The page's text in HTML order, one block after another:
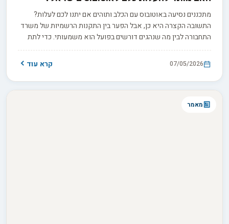
מתכננים נסיעה באוטובוס עם הכלב ותוהים אם יתנו לכם לעלות?
התשובה הקצרה היא כן, אבל הפער בין התקנות הרשמיות של משרד
התחבורה לבין מה שנהגים דורשים בפועל הוא משמעותי. כדי לתת
לכם מענה מלא ומעודכן לשנת 2026, המדריך שלנו יפרט את הכללים
החוקיים, את הציוד הנדרש בשטח, ואת ההסדרים הייחודיים החלים
על כלבי שירות ונחייה.
07/05/2026 קרא עוד
מאמר